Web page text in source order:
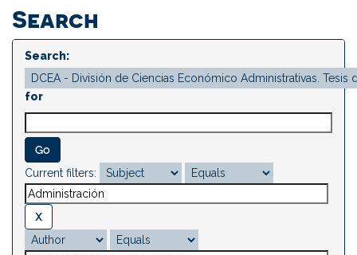
Search
Search:
for
Current filters: